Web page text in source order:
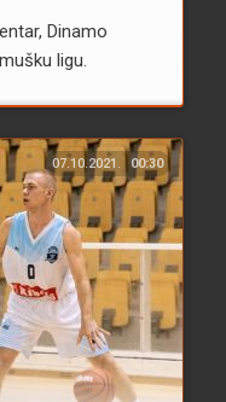
Dinamo
ligu.
07.10.2021. 00:30